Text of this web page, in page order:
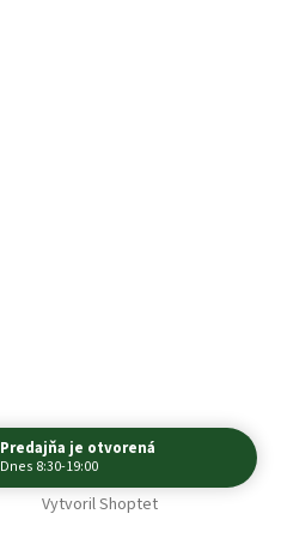
Vytvoril Shoptet
Predajňa je otvorená
Dnes 8:30-19:00
Navštívte nás osobne